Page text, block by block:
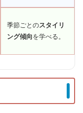
季節ごとのスタイリ
ング傾向を学べる。